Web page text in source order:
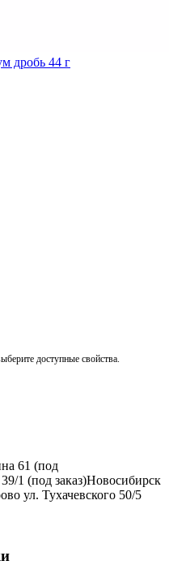
доступные свойства.
61 (под
1 (под заказ)Новосибирск
ул. Тухачевского 50/5